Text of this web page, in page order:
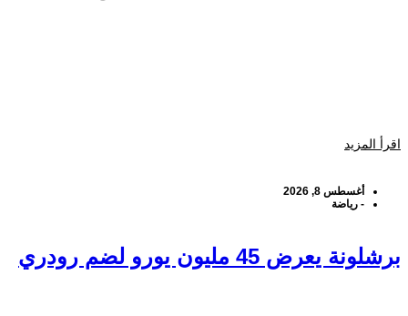
اقرأ المزيد
أغسطس 8, 2026
- رياضة
برشلونة يعرض 45 مليون يورو لضم رودري